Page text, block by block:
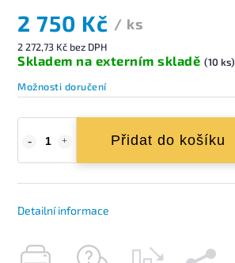
2 750 Kč / ks
2 272,73 Kč bez DPH
Skladem na externím skladě (10 ks)
Možnosti doručení
Přidat do košíku
Detailní informace